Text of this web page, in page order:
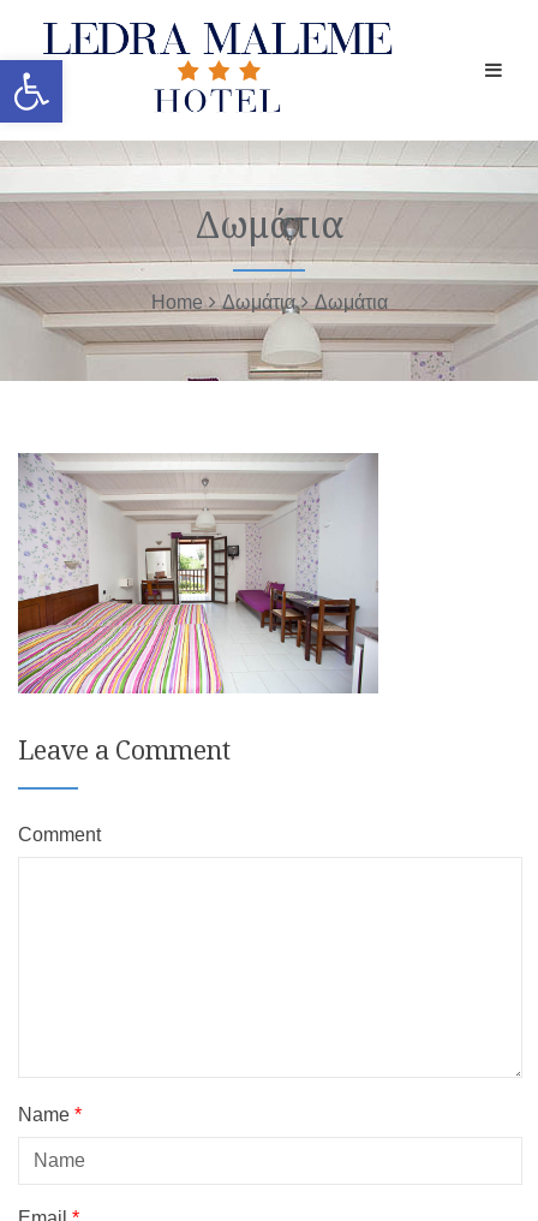
Ανοίξτε τη γραμμή εργαλείων
Δωμάτια
Home Δωμάτια Δωμάτια
Leave a Comment
Comment
Name *